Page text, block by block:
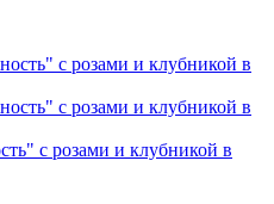
с розами и клубникой в